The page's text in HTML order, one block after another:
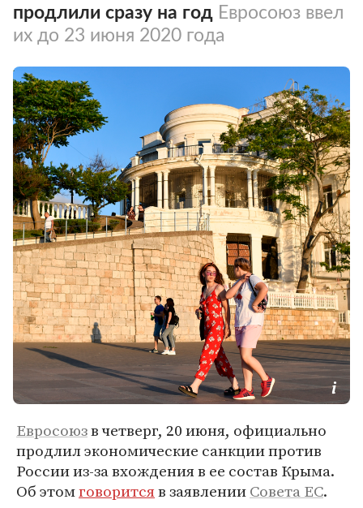
продлили сразу на год Евросоюз ввел
их до 23 июня 2020 года
Евросоюзв четверг, 20 июня, официально
продлил экономические санкции против
России из-за вхождения в ее состав Крыма.
Об этомговоритсяв заявленииСовета ЕС.